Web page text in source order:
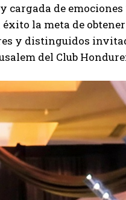
cargada de
la meta de
y distinguidos
del Club